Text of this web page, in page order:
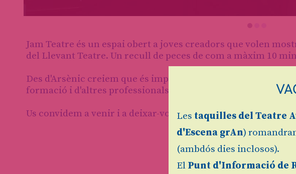
Jam Teatre és un espai obert a joves creadors que volen
del Llevant Teatre. Un recull de peces de com a màxim 10
Des d'Arsènic creiem que és important oferir aquest espai on
formació i d'altres professionals del sector.
Us convidem a venir i a deixar-vos sorprendre, cada Jam.
Les taquilles del Teatre
d'Escena grAn)
(ambdós dies inclosos).
El Punt d'Informació de